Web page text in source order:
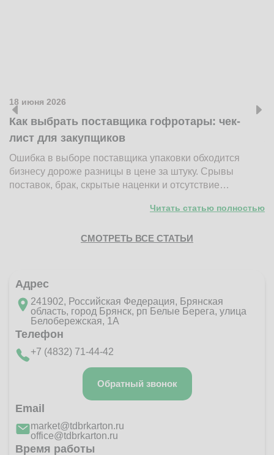
18 июня 2026
Как выбрать поставщика гофротары: чек-
лист для закупщиков
Ошибка в выборе поставщика упаковки обходится
бизнесу дороже разницы в цене за штуку. Срывы
поставок, брак, скрытые наценки и отсутствие…
Читать статью полностью
СМОТРЕТЬ ВСЕ СТАТЬИ
Адрес
241902, Российская Федерация, Брянская
область, город Брянск, рп Белые Берега, улица
Белобережская, 1А
Телефон
+7 (4832) 71-44-42
Обратный звонок
Email
market@tdbrkarton.ru
office@tdbrkarton.ru
Время работы